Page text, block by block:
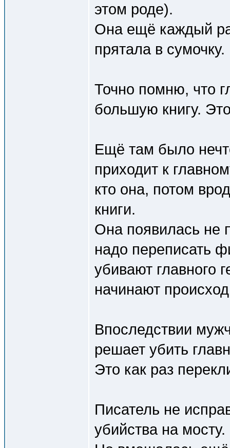
этом роде).
Она ещё каждый
прятала в
Точно помню, что
большую книгу.
Ещё там было
приходит к
кто она, потом
книги.
Она появилась не
надо переписать
убивают главного
начинают
Впоследствии
решает убить
Это как раз
Писатель не
убийства на мосту.